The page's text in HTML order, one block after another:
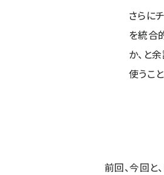
さらに
を統合
か、と
使うこ
前回、今回と